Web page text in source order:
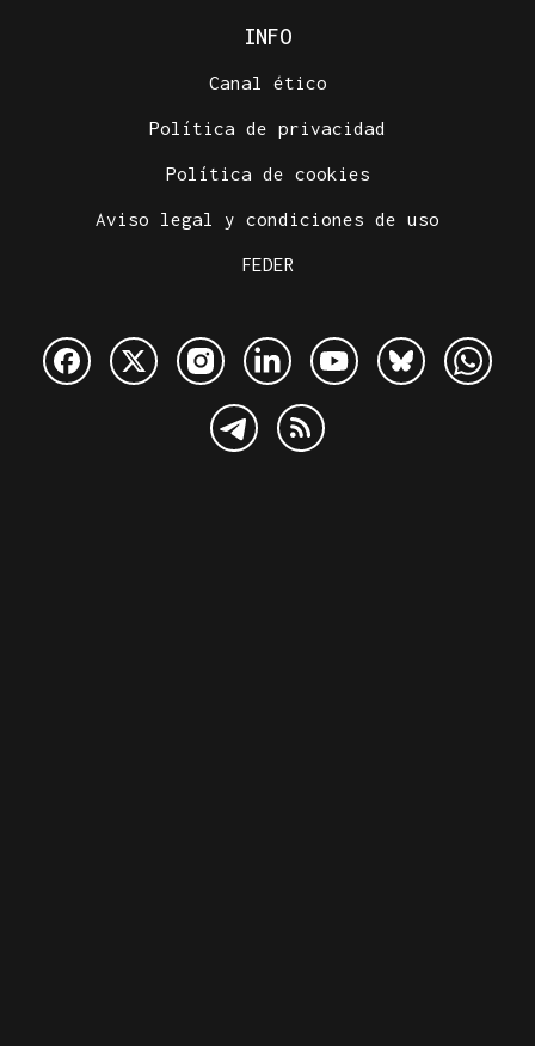
INFO
Canal ético
Política de privacidad
Política de cookies
Aviso legal y condiciones de uso
FEDER